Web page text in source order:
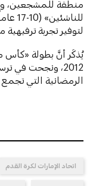
منطقة للمشجعين،
لتوفير تجربة
يُذكَر أنَّ بطولة «كأس
2012، ونجحت في
الرمضانية التي
اتحاد الإمارات لكرة القدم